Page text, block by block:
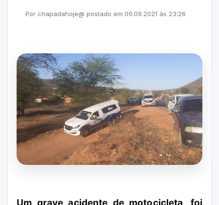
Por chapadahoje@ postado em 09.09.2021 às 23:26